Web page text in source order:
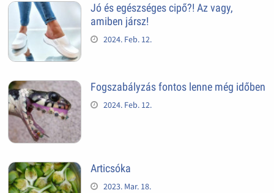
Jó és egészséges cipő?! Az vagy,
amiben jársz!
2024. Feb. 12.
Fogszabályzás fontos lenne még időben
2024. Feb. 12.
Articsóka
2023. Mar. 18.